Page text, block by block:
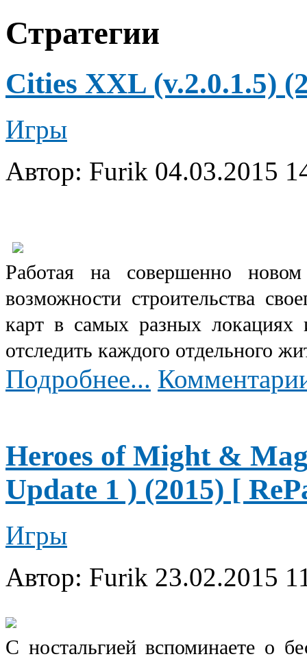
Стратегии
Cities XXL (v.2.0.1.5)
Игры
Автор: Furik 04.03.2015
Работая на совершенно
возможности строительства
карт в самых разных локациях
отследить каждого отдельного
Подробнее...
Heroes of Might &
Update 1 ) (2015) [
Игры
Автор: Furik 23.02.2015
С ностальгией вспоминаете о